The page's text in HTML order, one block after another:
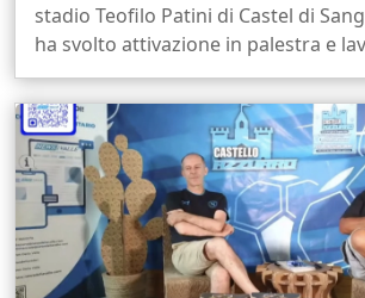
stadio Teofilo Patini di Castel di
ha svolto attivazione in palestra e